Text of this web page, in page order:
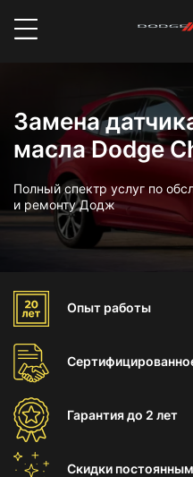
Замена
масла Dodge
Полный спектр услуг по
и ремонту Додж
Опыт работы
Гарантиядо 2 лет
Скидки постоянным